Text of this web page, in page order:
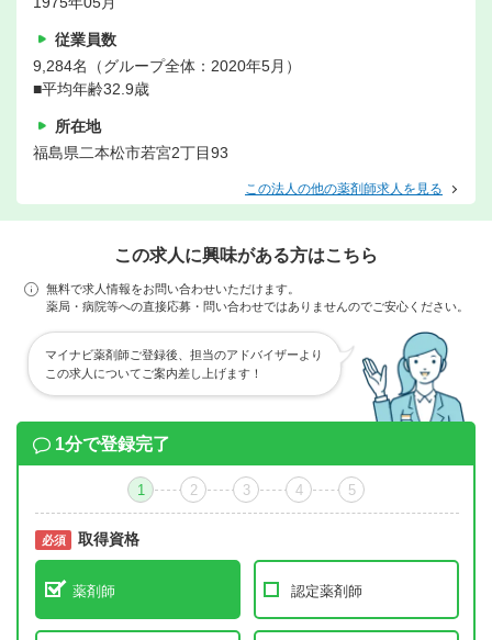
従業員数
9,284名（グループ全体：2020年5月）
■平均年齢32.9歳
所在地
福島県二本松市若宮2丁目93
この法人の他の薬剤師求人を見る
この求人に興味がある方はこちら
無料で求人情報をお問い合わせいただけます。
薬局・病院等への直接応募・問い合わせではありませんのでご安心ください。
マイナビ薬剤師ご登録後、担当のアドバイザーより
この求人についてご案内差し上げます！
1分で登録完了
1 2 3 4 5
必須 取得資格
薬剤師 認定薬剤師